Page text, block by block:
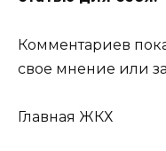
Комментариев
свое мнение или
Главная ЖКХ